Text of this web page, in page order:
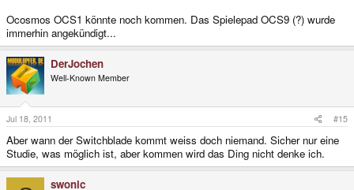
Ocosmos OCS1 könnte noch kommen. Das Spielepad OCS9 (?) wurde
immerhin angekündigt...
DerJochen
Well-Known Member
Jul 18, 2011 #15
Aber wann der Switchblade kommt weiss doch niemand. Sicher nur eine
Studie, was möglich ist, aber kommen wird das Ding nicht denke ich.
swonic